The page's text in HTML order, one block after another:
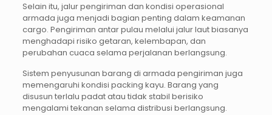
Selain itu, jalur pengiriman dan kondisi operasional
armada juga menjadi bagian penting dalam keamanan
cargo. Pengiriman antar pulau melalui jalur laut biasanya
menghadapi risiko getaran, kelembapan, dan
perubahan cuaca selama perjalanan berlangsung.
Sistem penyusunan barang di armada pengiriman juga
memengaruhi kondisi packing kayu. Barang yang
disusun terlalu padat atau tidak stabil berisiko
mengalami tekanan selama distribusi berlangsung.